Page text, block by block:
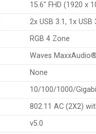
15.6″ FHD (1920 x
2x USB 3.1, 1x
RGB 4 Zone
Waves
None
10/100/1000/
802.11 AC (2X2)
v5.0